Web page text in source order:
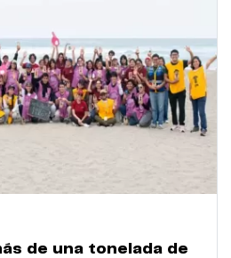
de una tonelada de